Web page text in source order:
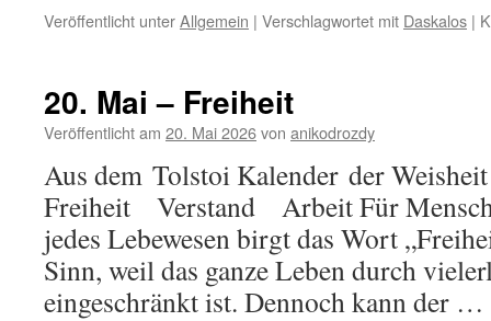
Veröffentlicht unterAllgemein | Verschlagwortet mit Daskalos |
20. Mai – Freiheit
Veröffentlicht am 20. Mai 2026von anikodrozdy
Aus dem Tolstoi Kalender der
Freiheit Verstand Arbeit Für
jedes Lebewesen birgt das Wort
Sinn, weil das ganze Leben durch
eingeschränkt ist. Dennoch kann der …